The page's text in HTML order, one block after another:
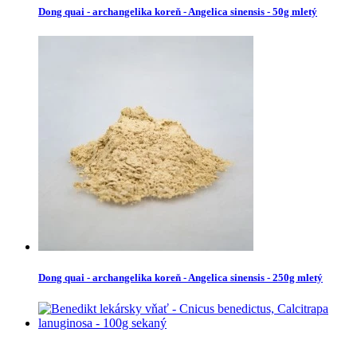
Dong quai - archangelika koreň - Angelica sinensis - 50g mletý
Dong quai - archangelika koreň - Angelica sinensis - 250g mletý